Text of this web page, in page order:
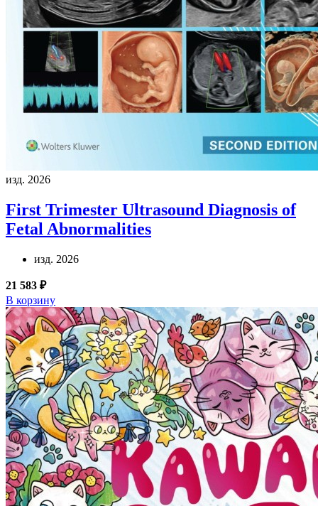
изд. 2026
First Trimester Ultrasound Diagnosis of
Fetal Abnormalities
изд. 2026
21 583 ₽
В корзину